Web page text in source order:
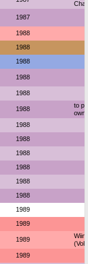
1987
1988
1988
1988
1988
1988
1988
to
1988
1988
1988
1988
1988
1988
1989
1989
1989
1989